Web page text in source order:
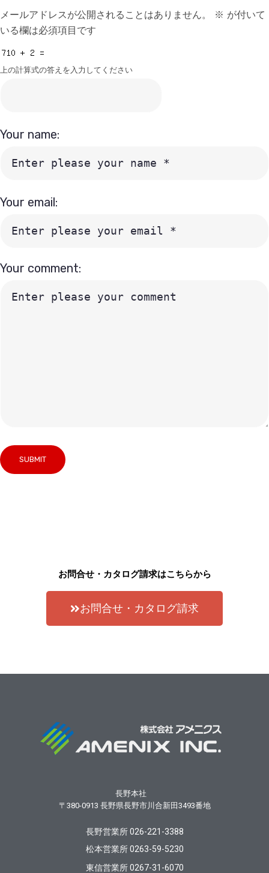
メールアドレスが公開されることはありません。 ※ が付いて
いる欄は必須項目です
Your comment:
上の計算式の答えを入力してください
Your name:
Your email:
お問合せ・カタログ請求はこちらから
お問合せ・カタログ請求
長野本社
〒380-0913 長野県長野市川合新田3493番地
長野営業所 026-221-3388
松本営業所 0263-59-5230
東信営業所 0267-31-6070